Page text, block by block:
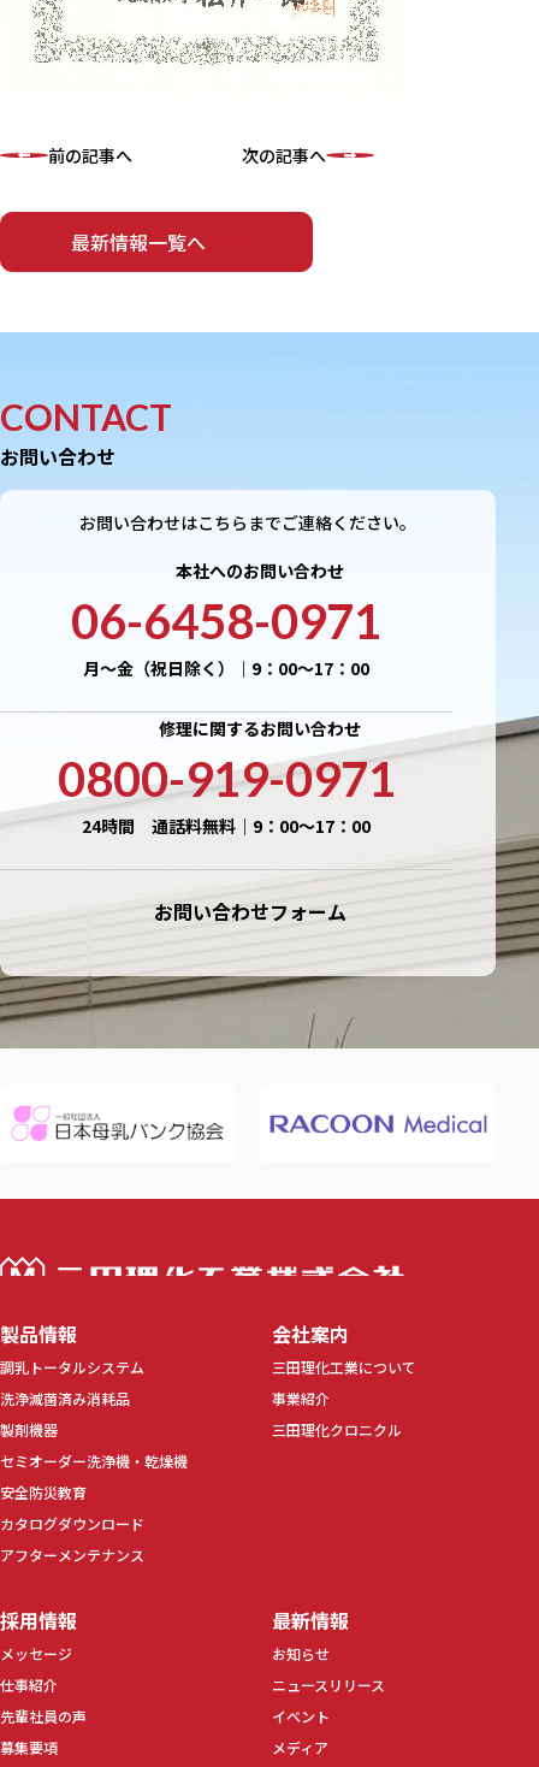
前の記事へ
最新情報一覧へ
次の記事へ
CONTACT
お問い合わせ
お問い合わせはこちらまでご連絡ください。
本社へのお問い合わせ
06-6458-0971
月〜金（祝日除く）｜9：00〜17：00
修理に関するお問い合わせ
0800-919-0971
24時間 通話料無料｜9：00〜17：00
お問い合わせフォーム
製品情報
調乳トータルシステム
洗浄滅菌済み消耗品
製剤機器
セミオーダー洗浄機・乾燥機
安全防災教育
カタログダウンロード
アフターメンテナンス
会社案内
三田理化工業について
事業紹介
三田理化クロニクル
採用情報
メッセージ
仕事紹介
先輩社員の声
募集要項
最新情報
お知らせ
ニュースリリース
イベント
メディア